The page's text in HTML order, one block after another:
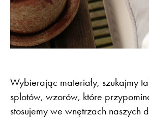
Wybierając materiały, szukajmy
splotów, wzorów, które
stosujemy we wnętrzach naszych